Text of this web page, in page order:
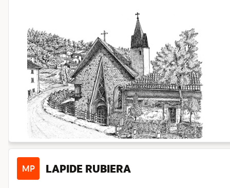
MP LAPIDE RUBIERA